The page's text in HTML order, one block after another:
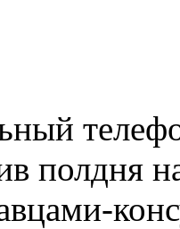
полдня